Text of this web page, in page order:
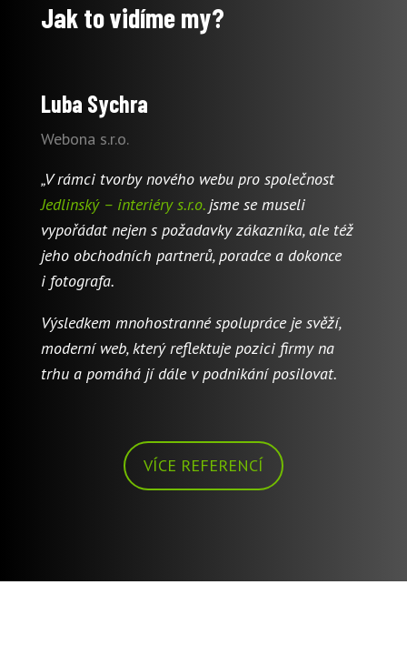
Jak to vidíme my?
Luba Sychra
Webona s.r.o.
„V rámci tvorby nového webu pro společnost
Jedlinský – interiéry s.r.o.jsme se museli
vypořádat nejen s požadavky zákazníka, ale též
jeho obchodních partnerů, poradce a dokonce
i fotografa.
Výsledkem mnohostranné spolupráce je svěží,
moderní web, který reflektuje pozici firmy na
trhu a pomáhá jí dále v podnikání posilovat.
VÍCE REFERENCÍ